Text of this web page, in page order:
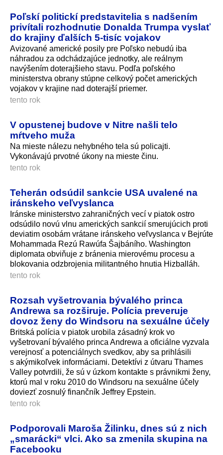
Poľskí politickí predstavitelia s nadšením
privítali rozhodnutie Donalda Trumpa vyslať
do krajiny ďalších 5-tisíc vojakov
Avizované americké posily pre Poľsko nebudú iba
náhradou za odchádzajúce jednotky, ale reálnym
navýšením doterajšieho stavu. Podľa poľského
ministerstva obrany stúpne celkový počet amerických
vojakov v krajine nad doterajší priemer.
tento rok
V opustenej budove v Nitre našli telo
mŕtveho muža
Na mieste nálezu nehybného tela sú policajti.
Vykonávajú prvotné úkony na mieste činu.
tento rok
Teherán odsúdil sankcie USA uvalené na
iránskeho veľvyslanca
Iránske ministerstvo zahraničných vecí v piatok ostro
odsúdilo novú vlnu amerických sankcií smerujúcich proti
deviatim osobám vrátane iránskeho veľvyslanca v Bejrúte
Mohammada Rezú Rawúfa Šajbáního. Washington
diplomata obviňuje z bránenia mierovému procesu a
blokovania odzbrojenia militantného hnutia Hizballáh.
tento rok
Rozsah vyšetrovania bývalého princa
Andrewa sa rozširuje. Polícia preveruje
dovoz ženy do Windsoru na sexuálne účely
Britská polícia v piatok urobila zásadný krok vo
vyšetrovaní bývalého princa Andrewa a oficiálne vyzvala
verejnosť a potenciálnych svedkov, aby sa prihlásili
s akýmikoľvek informáciami. Detektívi z útvaru Thames
Valley potvrdili, že sú v úzkom kontakte s právnikmi ženy,
ktorú mal v roku 2010 do Windsoru na sexuálne účely
doviezť zosnulý finančník Jeffrey Epstein.
tento rok
Podporovali Maroša Žilinku, dnes sú z nich
„smarácki“ vlci. Ako sa zmenila skupina na
Facebooku